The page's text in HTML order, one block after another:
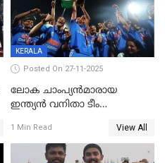
KERALA
Posted On 27-11-2025
ലോക ചാംപ്യൻമാരായ
ഇന്ത്യൻ വനിതാ ടീം
മത്സരങ്ങൾ ​ഗ്രീൻഫീൽഡിൽ
1 Min Read View All